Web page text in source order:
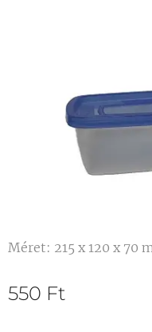
Méret: 215 x 120 x 70
550 Ft